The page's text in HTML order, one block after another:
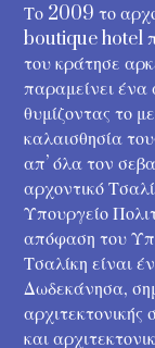
Το 2009 το
boutique hotel
του κράτησε
παραμείνει ένα
θυμίζοντας το
καλαισθησία
απ’ όλα τον
αρχοντικό
Υπουργείο
απόφαση του
Τσαλίκη είναι
Δωδεκάνησα,
και